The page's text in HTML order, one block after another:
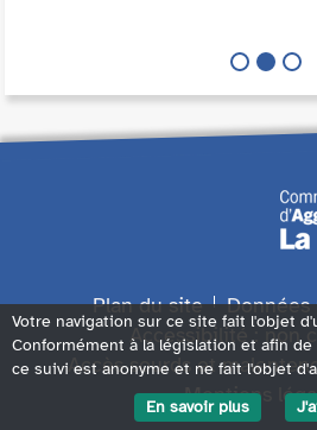
Plan du site
Données
Accessibilité : non
Accès sourds et
Mentions
Votre navigation sur ce site fait l'objet
Conformément à la législation et afin
ce suivi est anonyme et ne fait l'objet
En savoir plus